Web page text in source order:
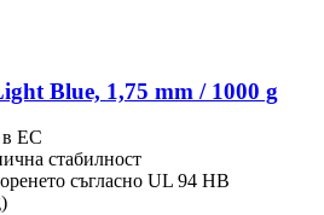
Blue, 1,75 mm / 1000 g
в ЕС
стабилност
съгласно UL 94 HB